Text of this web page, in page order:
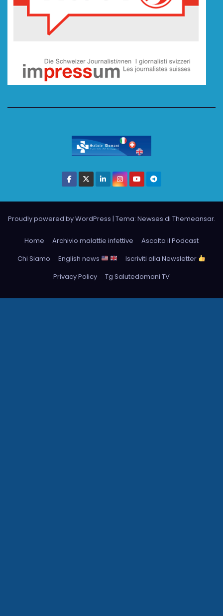
Proudly powered by WordPress | Tema: Newses di Themeansar.
Home Archivio malattie infettive
Ascolta il Podcast
Chi Siamo
English news
Iscriviti alla Newsletter
Privacy Policy
Tg Salutedomani TV